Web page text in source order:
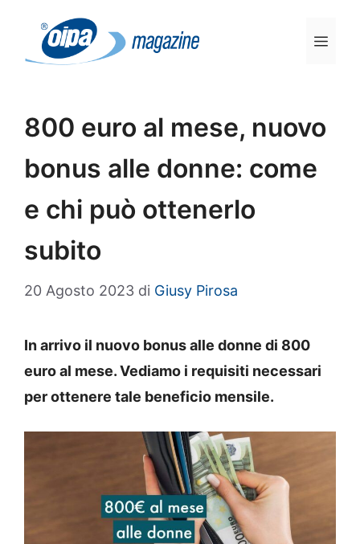
contenuto
800 euro al mese, nuovo
bonus alle donne: come
e chi può ottenerlo
subito
20 Agosto 2023 di Giusy Pirosa
In arrivo il nuovo bonus alle donne di 800
euro al mese. Vediamo i requisiti necessari
per ottenere tale beneficio mensile.